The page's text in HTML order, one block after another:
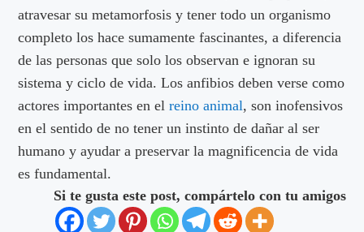
atravesar su metamorfosis y tener todo un organismo
completo los hace sumamente fascinantes, a diferencia
de las personas que solo los observan e ignoran su
sistema y ciclo de vida. Los anfibios deben verse como
actores importantes en elreino animal, son inofensivos
en el sentido de no tener un instinto de dañar al ser
humano y ayudar a preservar la magnificencia de vida
es fundamental.
Si te gusta este post, compártelo con tu amigos